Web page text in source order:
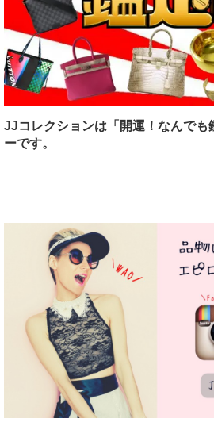
JJコレクションは「開運！なんでも
ーです。